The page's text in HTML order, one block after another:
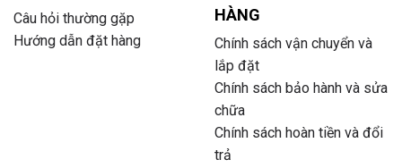
Câu hỏi thường gặp
Hướng dẫn đặt hàng
HÀNG
Chính sách vận chuyển và
lắp đặt
Chính sách bảo hành và sửa
chữa
Chính sách hoàn tiền và đổi
trả